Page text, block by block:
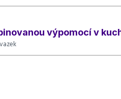
výpomocí v